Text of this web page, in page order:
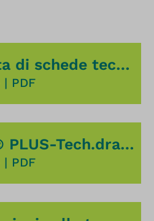
Raccolta di schede tecniche UP-fix® PLUS
| PDF
UP-fix® PLUS-Tech.drawings
| PDF